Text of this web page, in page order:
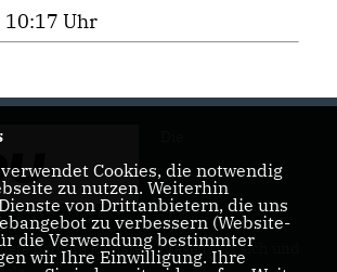
10:17 Uhr
Barbara Richstein präsentiert sich und
Cookies, die notwendig
zu nutzen. Weiterhin
von Drittanbietern, die uns
zu verbessern (Website-
die Verwendung bestimmter
wir Ihre Einwilligung. Ihre